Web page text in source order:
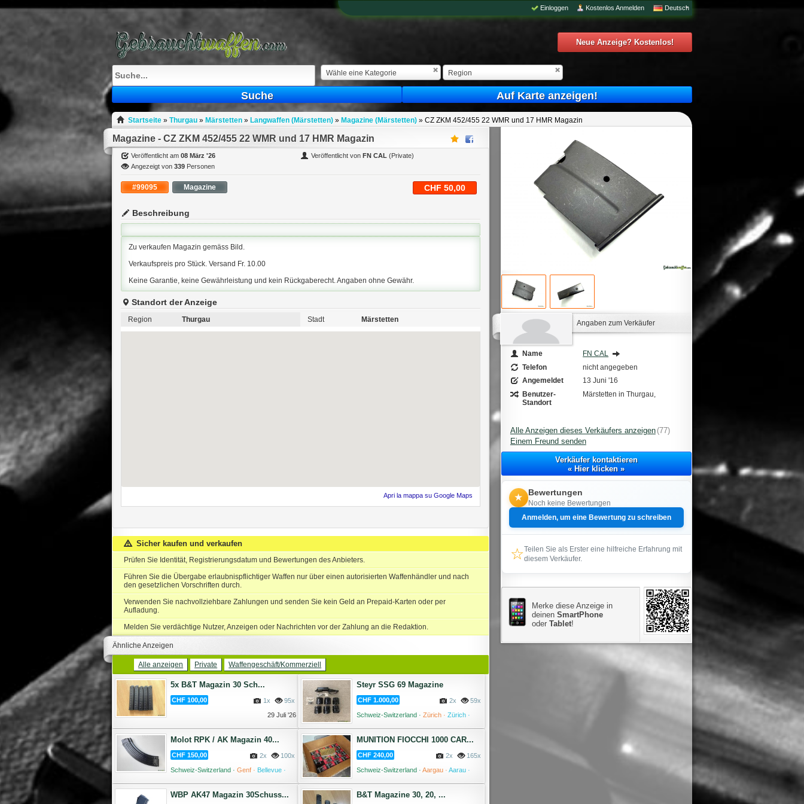
Fill
Deutsch
Kostenlos Anmelden
Einloggen
Neue Anzeige? Kostenlos!
Wähle eine Kategorie Region
Suche Auf Karte anzeigen!
Startseite» Thurgau» Märstetten» Langwaffen (Märstetten)» Magazine (Märstetten)» CZ ZKM 452/455 22 WMR und 17 HMR Magazin
Magazine - CZ ZKM 452/455 22 WMR und 17 HMR Magazin
Veröffentlicht am08 März '26 Veröffentlicht vonFN CAL (Private)
Angezeigt von339 Personen
#99095 Magazine CHF 50,00
Beschreibung
Zu verkaufen Magazin gemäss Bild.
Verkaufspreis pro Stück. Versand Fr. 10.00
Keine Garantie, keine Gewährleistung und kein Rückgaberecht. Angaben ohne Gewähr.
Standort der Anzeige
Region Thurgau Stadt Märstetten
Apri la mappa su Google Maps
Sicher kaufen und verkaufen
Prüfen Sie Identität, Registrierungsdatum und Bewertungen des Anbieters.
Führen Sie die Übergabe erlaubnispflichtiger Waffen nur über einen autorisierten Waffenhändler und nach
den gesetzlichen Vorschriften durch.
Verwenden Sie nachvollziehbare Zahlungen und senden Sie kein Geld an Prepaid-Karten oder per
Aufladung.
Melden Sie verdächtige Nutzer, Anzeigen oder Nachrichten vor der Zahlung an die Redaktion.
Ähnliche Anzeigen
Alle anzeigen Private Waffengeschäft/Kommerziell
5x B&T Magazin 30 Sch...
CHF 100,00 95x
1x
29 Juli '26
Steyr SSG 69 Magazine
CHF 1.000,00 59x
2x
Schweiz-Switzerland · Zürich · Zürich ·
Molot RPK / AK Magazin 40...
CHF 150,00 100x
2x
Schweiz-Switzerland · Genf · Bellevue ·
MUNITION FIOCCHI 1000 CAR...
CHF 240,00 165x
2x
Schweiz-Switzerland · Aargau · Aarau ·
WBP AK47 Magazin 30Schuss... B&T Magazine 30, 20, ...
Angaben zum Verkäufer
Name
FN CAL
Telefon
nicht angegeben
Angemeldet
13 Juni '16
Benutzer-
Standort
Märstetten in Thurgau,
Alle Anzeigen dieses Verkäufers anzeigen (77)
Einem Freund senden
Verkäufer kontaktieren
« Hier klicken »
★ Bewertungen
Noch keine Bewertungen
Anmelden, um eine Bewertung zu schreiben
☆Teilen Sie als Erster eine hilfreiche Erfahrung mit
diesem Verkäufer.
Merke diese Anzeige in
deinen SmartPhone
oderTablet!